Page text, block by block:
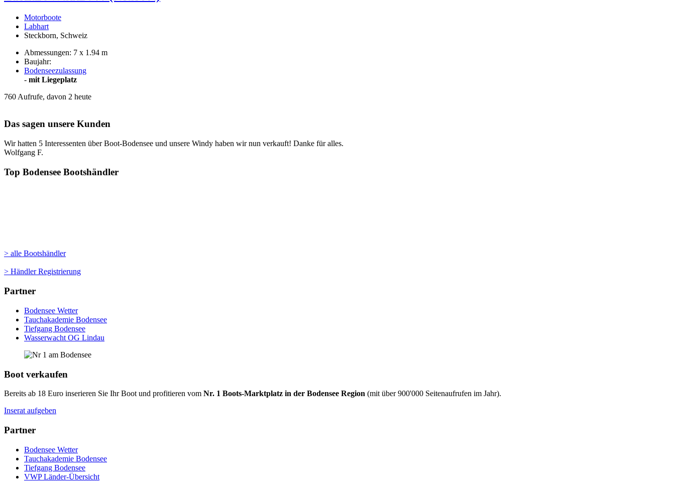
Motorboote
Labhart
Steckborn, Schweiz
Abmessungen: 7 x 1.94 m
Baujahr:
Bodenseezulassung
- mit Liegeplatz
760 Aufrufe, davon 2 heute
Das sagen unsere Kunden
Wir hatten 5 Interessenten über Boot-Bodensee und unsere Windy haben wir nun verkauft! Danke für alles.
Wolfgang F.
Top Bodensee Bootshändler
> alle Bootshändler
> Händler Registrierung
Partner
Bodensee Wetter
Tauchakademie Bodensee
Tiefgang Bodensee
Wasserwacht OG Lindau
Boot verkaufen
Bereits ab 18 Euro inserieren Sie Ihr Boot und profitieren vom Nr. 1 Boots-Marktplatz in der Bodensee Region (mit über 900'000 Seitenaufrufen im Jahr).
Inserat aufgeben
Partner
Bodensee Wetter
Tauchakademie Bodensee
Tiefgang Bodensee
VWP Länder-Übersicht